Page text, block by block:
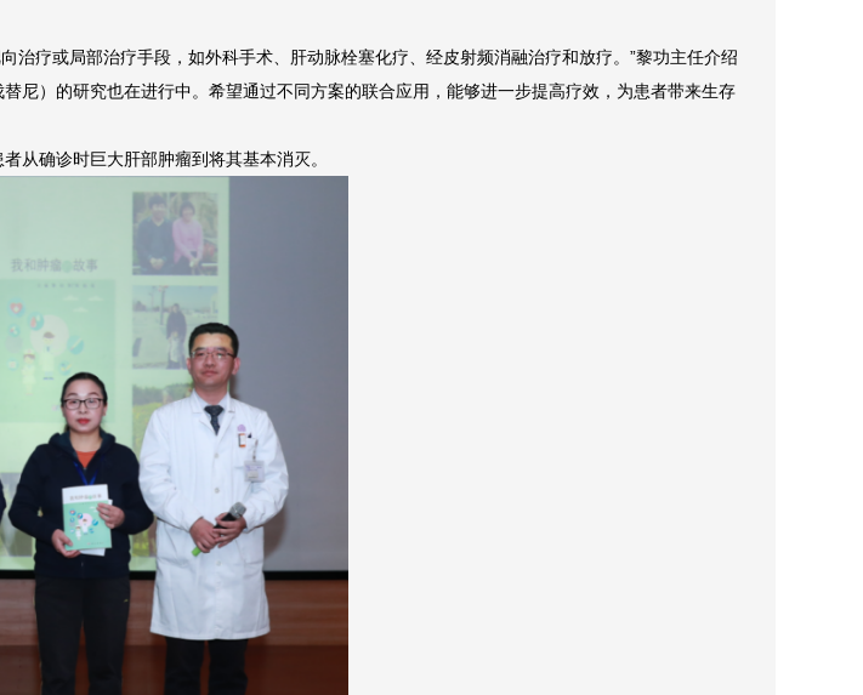
疗或局部治疗手段，如外科手术、肝动脉栓塞化疗、经皮射频消融治疗和放疗。”黎功主任介绍
尼）的研究也在进行中。希望通过不同方案的联合应用，能够进一步提高疗效，为患者带来生存
从确诊时巨大肝部肿瘤到将其基本消灭。